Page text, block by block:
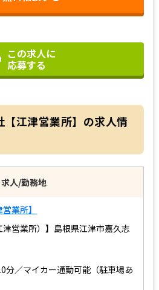
この求人に
応募する
【江津営業所】の求人情
求人/勤務地
業所】
津営業所）】島根県江津市嘉久志
分／マイカー通勤可能（駐車場あ